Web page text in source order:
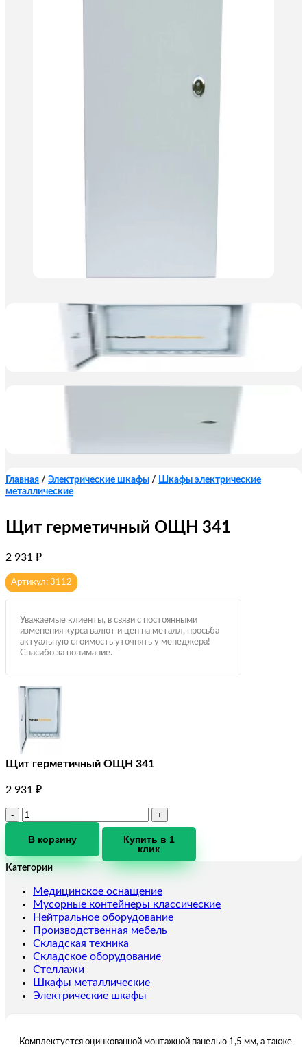
Главная / Электрические шкафы / Шкафы электрические
металлические
Щит герметичный ОЩН 341
2 931 ₽
Артикул: 3112
Уважаемые клиенты, в связи с постоянными
изменения курса валют и цен на металл, просьба
актуальную стоимость уточнять у менеджера!
Спасибо за понимание.
Щит герметичный ОЩН 341
2 931 ₽
Количество
Щит
ОЩН
В корзину
Купить в 1
клик
Категории
Медицинское оснащение
Мусорные контейнеры классические
Нейтральное оборудование
Производственная мебель
Складская техника
Складское оборудование
Стеллажи
Шкафы металлические
Электрические шкафы
Комплектуется оцинкованной монтажной панелью 1,5 мм, а также